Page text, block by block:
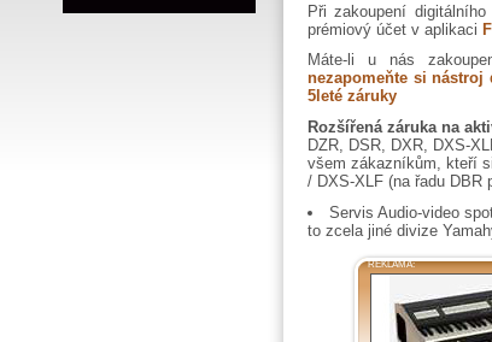
Při zakoupení
prémiový účet v aplikaci
Máte-li u nás
nezapomeňte si
5leté záruky
Rozšířená záruka na
DZR, DSR, DXR, DXS-
všem zákazníkům, kteří
/ DXS-XLF (na řadu DBR
Servis Audio-video
to zcela jiné divize
REKLAMA: